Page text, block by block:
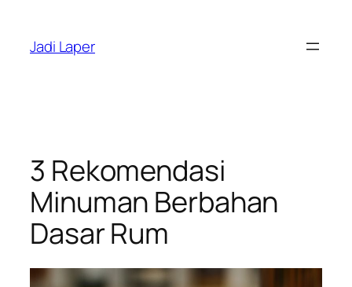
content
Jadi Laper
3 Rekomendasi
Minuman Berbahan
Dasar Rum